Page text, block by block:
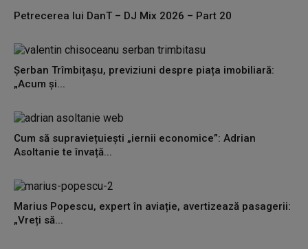
Petrecerea lui DanT – DJ Mix 2026 – Part 20
Șerban Trîmbițașu, previziuni despre piața imobiliară:
„Acum și...
Cum să supraviețuiești „iernii economice”: Adrian
Asoltanie te învață...
Marius Popescu, expert în aviație, avertizează pasagerii:
„Vreți să...